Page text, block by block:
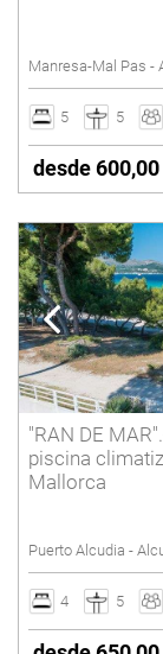
Manresa-Mal Pas -
5 5
desde
"RAN DE
piscina
Mallorca
Puerto Alcudia -
4 5